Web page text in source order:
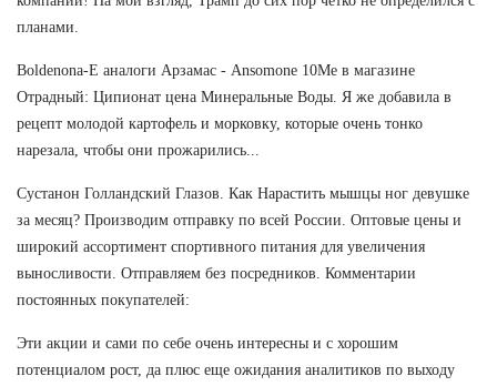
планами.
Boldenona-E аналоги Арзамас - Ansomone 10Me в магазине
Отрадный: Ципионат цена Минеральные Воды. Я же добавила в
рецепт молодой картофель и морковку, которые очень тонко
нарезала, чтобы они прожарились...
Сустанон Голландский Глазов. Как Нарастить мышцы ног девушке
за месяц? Производим отправку по всей России. Оптовые цены и
широкий ассортимент спортивного питания для увеличения
выносливости. Отправляем без посредников. Комментарии
постоянных покупателей:
Эти акции и сами по себе очень интересны и с хорошим
потенциалом рост, да плюс еще ожидания аналитиков по выходу